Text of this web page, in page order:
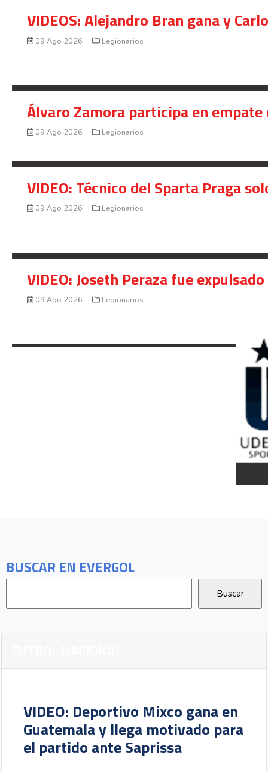
BUSCAR EN EVERGOL
VIDEO: Deportivo Mixco gana en
Guatemala y llega motivado para
el partido ante Saprissa
VIDEOS: Alejandro Bran gana y
09 Ago 2026 Legionarios
Álvaro Zamora participa en
09 Ago 2026 Legionarios
VIDEO: Técnico del Sparta Praga
09 Ago 2026 Legionarios
VIDEO: Joseth Peraza fue
09 Ago 2026 Legionarios